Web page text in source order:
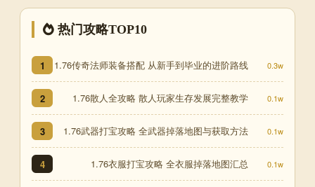
热门攻略TOP10
1 1.76传奇法师装备搭配 从新手到毕业的进阶路线 0.3w
2 1.76散人全攻略 散人玩家生存发展完整教学 0.1w
3 1.76武器打宝攻略 全武器掉落地图与获取方法 0.1w
4 1.76衣服打宝攻略 全衣服掉落地图汇总 0.1w